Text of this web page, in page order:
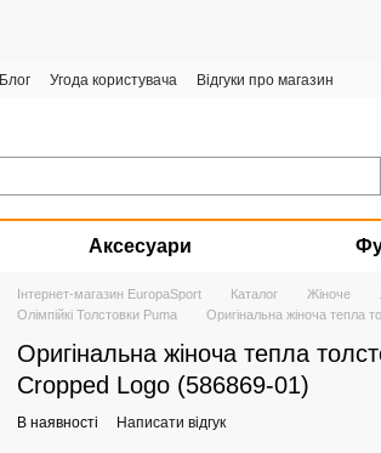
Блог Угода користувача
Відгуки про магазин
Аксесуари
Інтернет-магазин EuropaSport Каталог Жіноче
Олімпійкі Толстовки Puma
Оригінальна жіноча тепла
Оригінальна жіноча тепла
Cropped Logo (586869-01)
В наявності Написати відгук